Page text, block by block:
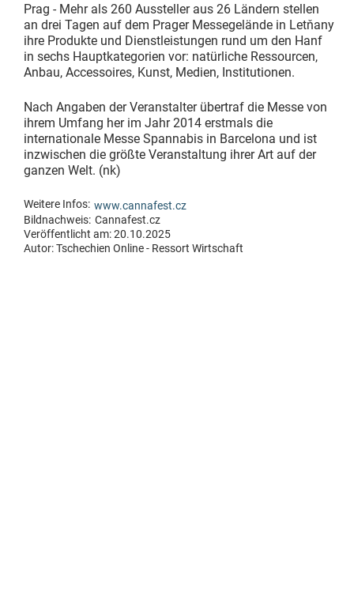
Prag - Mehr als 260 Aussteller aus 26 Ländern stellen
an drei Tagen auf dem Prager Messegelände in Letňany
ihre Produkte und Dienstleistungen rund um den Hanf
in sechs Hauptkategorien vor: natürliche Ressourcen,
Anbau, Accessoires, Kunst, Medien, Institutionen.
Nach Angaben der Veranstalter übertraf die Messe von
ihrem Umfang her im Jahr 2014 erstmals die
internationale Messe Spannabis in Barcelona und ist
inzwischen die größte Veranstaltung ihrer Art auf der
ganzen Welt. (nk)
Weitere Infos: www.cannafest.cz
Bildnachweis: Cannafest.cz
Veröffentlicht am: 20.10.2025
Autor:Tschechien Online - Ressort Wirtschaft